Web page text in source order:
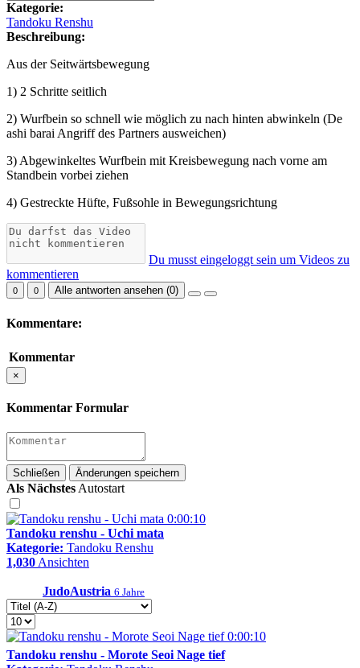
Kategorie:
Tandoku Renshu
Beschreibung:
Aus der Seitwärtsbewegung
1) 2 Schritte seitlich
2) Wurfbein so schnell wie möglich zu nach hinten abwinkeln (De
ashi barai Angriff des Partners ausweichen)
3) Abgewinkeltes Wurfbein mit Kreisbewegung nach vorne am
Standbein vorbei ziehen
4) Gestreckte Hüfte, Fußsohle in Bewegungsrichtung
Du musst eingeloggt sein um Videos zu
kommentieren
0 0 Alle antworten ansehen (0)
Kommentare:
Kommentar
×
Kommentar Formular
Schließen Änderungen speichern
Als NächstesAutostart
0:00:10
Tandoku renshu - Uchi mata
Kategorie: Tandoku Renshu
1,030Ansichten
JudoAustria 6 Jahre
0:00:10
Tandoku renshu - Morote Seoi Nage tief